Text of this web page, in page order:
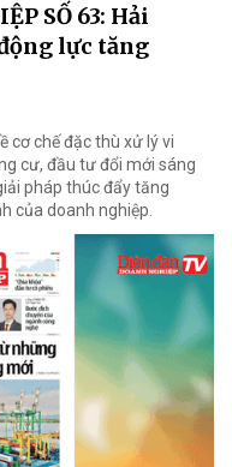
SỐ 63: Hải
lực tăng
cơ chế đặc thù xử lý vi
cư, đầu tư đổi mới sáng
pháp thúc đẩy tăng
của doanh nghiệp.